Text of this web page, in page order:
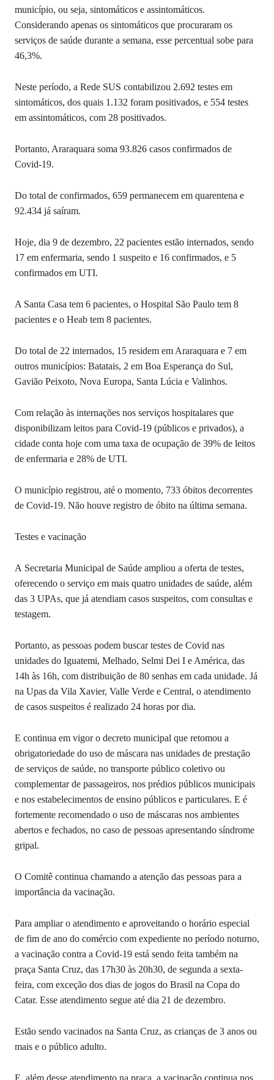
município, ou seja, sintomáticos e assintomáticos.
Considerando apenas os sintomáticos que procuraram os
serviços de saúde durante a semana, esse percentual sobe para
46,3%.
Neste período, a Rede SUS contabilizou 2.692 testes em
sintomáticos, dos quais 1.132 foram positivados, e 554 testes
em assintomáticos, com 28 positivados.
Portanto, Araraquara soma 93.826 casos confirmados de
Covid-19.
Do total de confirmados, 659 permanecem em quarentena e
92.434 já saíram.
Hoje, dia 9 de dezembro, 22 pacientes estão internados, sendo
17 em enfermaria, sendo 1 suspeito e 16 confirmados, e 5
confirmados em UTI.
A Santa Casa tem 6 pacientes, o Hospital São Paulo tem 8
pacientes e o Heab tem 8 pacientes.
Do total de 22 internados, 15 residem em Araraquara e 7 em
outros municípios: Batatais, 2 em Boa Esperança do Sul,
Gavião Peixoto, Nova Europa, Santa Lúcia e Valinhos.
Com relação às internações nos serviços hospitalares que
disponibilizam leitos para Covid-19 (públicos e privados), a
cidade conta hoje com uma taxa de ocupação de 39% de leitos
de enfermaria e 28% de UTI.
O município registrou, até o momento, 733 óbitos decorrentes
de Covid-19. Não houve registro de óbito na última semana.
Testes e vacinação
A Secretaria Municipal de Saúde ampliou a oferta de testes,
oferecendo o serviço em mais quatro unidades de saúde, além
das 3 UPAs, que já atendiam casos suspeitos, com consultas e
testagem.
Portanto, as pessoas podem buscar testes de Covid nas
unidades do Iguatemi, Melhado, Selmi Dei I e América, das
14h às 16h, com distribuição de 80 senhas em cada unidade. Já
na Upas da Vila Xavier, Valle Verde e Central, o atendimento
de casos suspeitos é realizado 24 horas por dia.
E continua em vigor o decreto municipal que retomou a
obrigatoriedade do uso de máscara nas unidades de prestação
de serviços de saúde, no transporte público coletivo ou
complementar de passageiros, nos prédios públicos municipais
e nos estabelecimentos de ensino públicos e particulares. E é
fortemente recomendado o uso de máscaras nos ambientes
abertos e fechados, no caso de pessoas apresentando síndrome
gripal.
O Comitê continua chamando a atenção das pessoas para a
importância da vacinação.
Para ampliar o atendimento e aproveitando o horário especial
de fim de ano do comércio com expediente no período noturno,
a vacinação contra a Covid-19 está sendo feita também na
praça Santa Cruz, das 17h30 às 20h30, de segunda a sexta-
feira, com exceção dos dias de jogos do Brasil na Copa do
Catar. Esse atendimento segue até dia 21 de dezembro.
Estão sendo vacinados na Santa Cruz, as crianças de 3 anos ou
mais e o público adulto.
E, além desse atendimento na praça, a vacinação continua nos